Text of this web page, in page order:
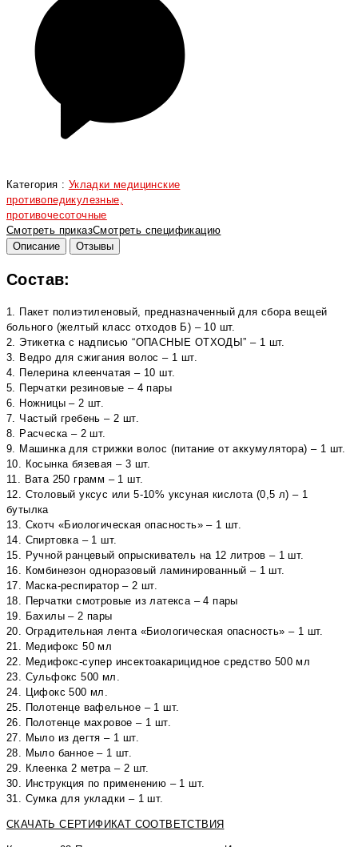
Категория : Укладки медицинские
противопедикулезные,
противочесоточные
Смотреть приказСмотреть спецификацию
Описание
Отзывы
Состав:
1. Пакет полиэтиленовый, предназначенный для сбора вещей
больного (желтый класс отходов Б) – 10 шт.
2. Этикетка с надписью “ОПАСНЫЕ ОТХОДЫ” – 1 шт.
3. Ведро для сжигания волос – 1 шт.
4. Пелерина клеенчатая – 10 шт.
5. Перчатки резиновые – 4 пары
6. Ножницы – 2 шт.
7. Частый гребень – 2 шт.
8. Расческа – 2 шт.
9. Машинка для стрижки волос (питание от аккумулятора) – 1 шт.
10. Косынка бязевая – 3 шт.
11. Вата 250 грамм – 1 шт.
12. Столовый уксус или 5-10% уксуная кислота (0,5 л) – 1
бутылка
13. Скотч «Биологическая опасность» – 1 шт.
14. Спиртовка – 1 шт.
15. Ручной ранцевый опрыскиватель на 12 литров – 1 шт.
16. Комбинезон одноразовый ламинированный – 1 шт.
17. Маска-респиратор – 2 шт.
18. Перчатки смотровые из латекса – 4 пары
19. Бахилы – 2 пары
20. Оградительная лента «Биологическая опасность» – 1 шт.
21. Медифокс 50 мл
22. Медифокс-супер инсектоакарицидное средство 500 мл
23. Сульфокс 500 мл.
24. Цифокс 500 мл.
25. Полотенце вафельное – 1 шт.
26. Полотенце махровое – 1 шт.
27. Мыло из дегтя – 1 шт.
28. Мыло банное – 1 шт.
29. Клеенка 2 метра – 2 шт.
30. Инструкция по применению – 1 шт.
31. Сумка для укладки – 1 шт.
СКАЧАТЬ СЕРТИФИКАТ СООТВЕТСТВИЯ